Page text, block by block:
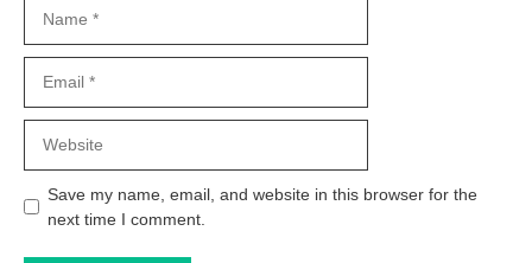
Save my name, email, and website in this browser for the
next time I comment.